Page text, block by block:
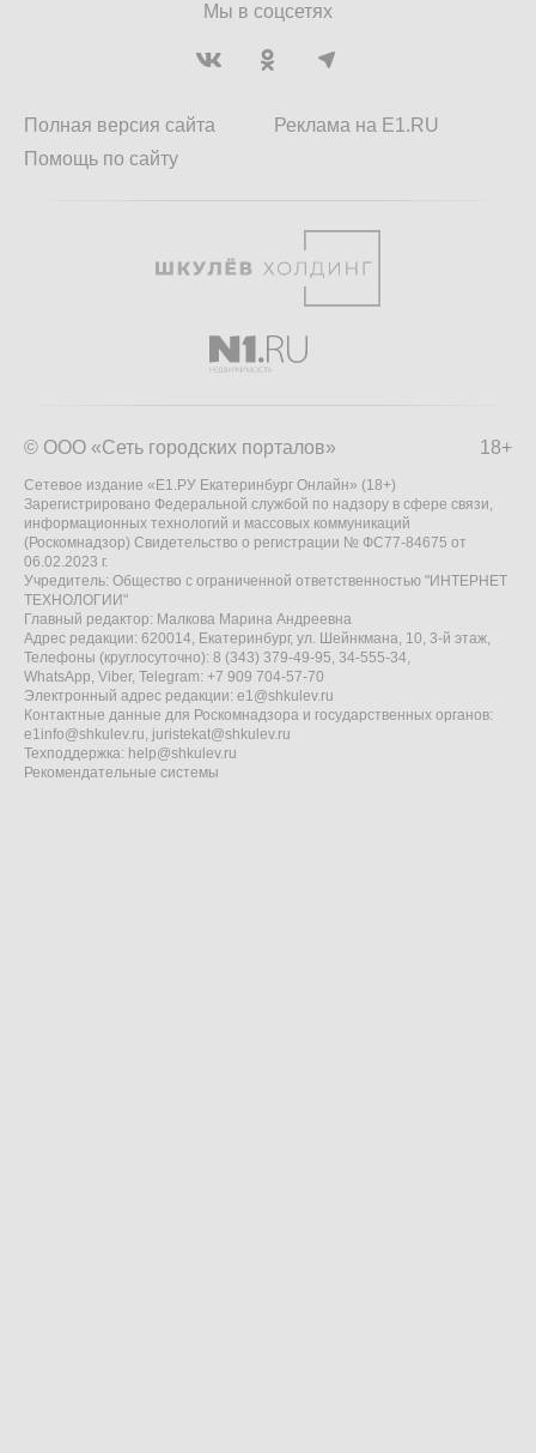
Мы в соцсетях
Полная версия сайта
Помощь по сайту
Реклама на E1.RU
18+
© ООО «Сеть городских порталов»
Сетевое издание «Е1.РУ Екатеринбург Онлайн» (18+)
Зарегистрировано Федеральной службой по надзору в сфере связи,
информационных технологий и массовых коммуникаций
(Роскомнадзор) Свидетельство о регистрации № ФС77-84675 от
06.02.2023 г.
Учредитель: Общество с ограниченной ответственностью "ИНТЕРНЕТ
ТЕХНОЛОГИИ"
Главный редактор: Малкова Марина Андреевна
Адрес редакции: 620014, Екатеринбург, ул. Шейнкмана, 10, 3-й этаж,
Телефоны (круглосуточно): 8 (343) 379-49-95, 34-555-34,
WhatsApp, Viber, Telegram: +7 909 704-57-70
Электронный адрес редакции: e1@shkulev.ru
Контактные данные для Роскомнадзора и государственных органов:
e1info@shkulev.ru, juristekat@shkulev.ru
Техподдержка: help@shkulev.ru
Рекомендательные системы